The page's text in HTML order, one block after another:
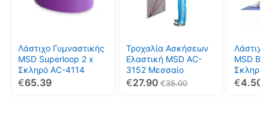
Λάστιχο Γυμναστικής
MSD Superloop 2 x
Σκληρό AC-4114
65.39
€
Τροχαλία Ασκήσεων
Ελαστική MSD AC-
3152 Μεσσαίο
35.00
€
27.90
€
MSD
Σκληρό
4.50
€
να
στη